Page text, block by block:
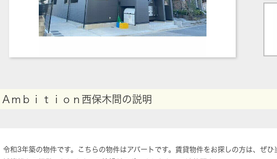
Ａｍｂｉｔｉｏｎ西保木間の説明
令和3年築の物件です。こちらの物件はアパートです。賃貸物件をお探しの方は、ぜ